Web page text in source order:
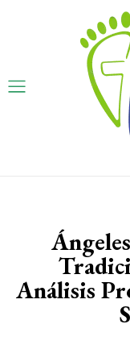
Análisis